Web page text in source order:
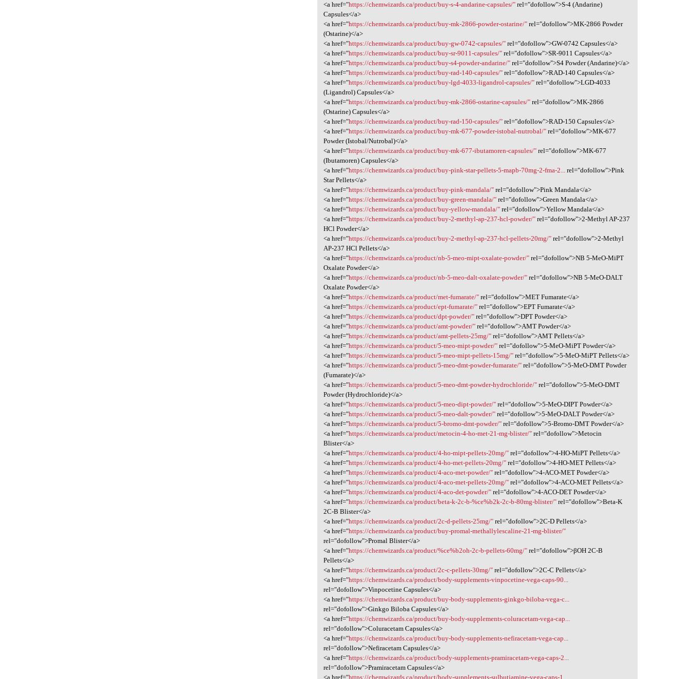
<a href="https://chemwizards.ca/product/buy-s-4-andarine-capsules/" rel="dofollow">S-4 (Andarine)
Capsules</a>
<a href="https://chemwizards.ca/product/buy-mk-2866-powder-ostarine/" rel="dofollow">MK-2866 Powder
(Ostarine)</a>
<a href="https://chemwizards.ca/product/buy-gw-0742-capsules/" rel="dofollow">GW-0742 Capsules</a>
<a href="https://chemwizards.ca/product/buy-sr-9011-capsules/" rel="dofollow">SR-9011 Capsules</a>
<a href="https://chemwizards.ca/product/buy-s4-powder-andarine/" rel="dofollow">S4 Powder (Andarine)</a>
<a href="https://chemwizards.ca/product/buy-rad-140-capsules/" rel="dofollow">RAD-140 Capsules</a>
<a href="https://chemwizards.ca/product/buy-lgd-4033-ligandrol-capsules/" rel="dofollow">LGD-4033
(Ligandrol) Capsules</a>
<a href="https://chemwizards.ca/product/buy-mk-2866-ostarine-capsules/" rel="dofollow">MK-2866
(Ostarine) Capsules</a>
<a href="https://chemwizards.ca/product/buy-rad-150-capsules/" rel="dofollow">RAD-150 Capsules</a>
<a href="https://chemwizards.ca/product/buy-mk-677-powder-istobal-nutrobal/" rel="dofollow">MK-677
Powder (Istobal/Nutrobal)</a>
<a href="https://chemwizards.ca/product/buy-mk-677-ibutamoren-capsules/" rel="dofollow">MK-677
(Ibutamoren) Capsules</a>
<a href="https://chemwizards.ca/product/buy-pink-star-pellets-5-mapb-70mg-2-fma-2... rel="dofollow">Pink
Star Pellets</a>
<a href="https://chemwizards.ca/product/buy-pink-mandala/" rel="dofollow">Pink Mandala</a>
<a href="https://chemwizards.ca/product/buy-green-mandala/" rel="dofollow">Green Mandala</a>
<a href="https://chemwizards.ca/product/buy-yellow-mandala/" rel="dofollow">Yellow Mandala</a>
<a href="https://chemwizards.ca/product/buy-2-methyl-ap-237-hcl-powder/" rel="dofollow">2-Methyl AP-237
HCl Powder</a>
<a href="https://chemwizards.ca/product/buy-2-methyl-ap-237-hcl-pellets-20mg/" rel="dofollow">2-Methyl
AP-237 HCl Pellets</a>
<a href="https://chemwizards.ca/product/nb-5-meo-mipt-oxalate-powder/" rel="dofollow">NB 5-MeO-MiPT
Oxalate Powder</a>
<a href="https://chemwizards.ca/product/nb-5-meo-dalt-oxalate-powder/" rel="dofollow">NB 5-MeO-DALT
Oxalate Powder</a>
<a href="https://chemwizards.ca/product/met-fumarate/" rel="dofollow">MET Fumarate</a>
<a href="https://chemwizards.ca/product/ept-fumarate/" rel="dofollow">EPT Fumarate</a>
<a href="https://chemwizards.ca/product/dpt-powder/" rel="dofollow">DPT Powder</a>
<a href="https://chemwizards.ca/product/amt-powder/" rel="dofollow">AMT Powder</a>
<a href="https://chemwizards.ca/product/amt-pellets-25mg/" rel="dofollow">AMT Pellets</a>
<a href="https://chemwizards.ca/product/5-meo-mipt-powder/" rel="dofollow">5-MeO-MiPT Powder</a>
<a href="https://chemwizards.ca/product/5-meo-mipt-pellets-15mg/" rel="dofollow">5-MeO-MiPT Pellets</a>
<a href="https://chemwizards.ca/product/5-meo-dmt-powder-fumarate/" rel="dofollow">5-MeO-DMT Powder
(Fumarate)</a>
<a href="https://chemwizards.ca/product/5-meo-dmt-powder-hydrochloride/" rel="dofollow">5-MeO-DMT
Powder (Hydrochloride)</a>
<a href="https://chemwizards.ca/product/5-meo-dipt-powder/" rel="dofollow">5-MeO-DIPT Powder</a>
<a href="https://chemwizards.ca/product/5-meo-dalt-powder/" rel="dofollow">5-MeO-DALT Powder</a>
<a href="https://chemwizards.ca/product/5-bromo-dmt-powder/" rel="dofollow">5-Bromo-DMT Powder</a>
<a href="https://chemwizards.ca/product/metocin-4-ho-met-21-mg-blister/" rel="dofollow">Metocin
Blister</a>
<a href="https://chemwizards.ca/product/4-ho-mipt-pellets-20mg/" rel="dofollow">4-HO-MiPT Pellets</a>
<a href="https://chemwizards.ca/product/4-ho-met-pellets-20mg/" rel="dofollow">4-HO-MET Pellets</a>
<a href="https://chemwizards.ca/product/4-aco-met-powder/" rel="dofollow">4-ACO-MET Powder</a>
<a href="https://chemwizards.ca/product/4-aco-met-pellets-20mg/" rel="dofollow">4-ACO-MET Pellets</a>
<a href="https://chemwizards.ca/product/4-aco-det-powder/" rel="dofollow">4-ACO-DET Powder</a>
<a href="https://chemwizards.ca/product/beta-k-2c-b-%ce%b2k-2c-b-80mg-blister/" rel="dofollow">Beta-K
2C-B Blister</a>
<a href="https://chemwizards.ca/product/2c-d-pellets-25mg/" rel="dofollow">2C-D Pellets</a>
<a href="https://chemwizards.ca/product/buy-promal-methallylescaline-21-mg-blister/"
rel="dofollow">Promal Blister</a>
<a href="https://chemwizards.ca/product/%ce%b2oh-2c-b-pellets-60mg/" rel="dofollow">βOH 2C-B
Pellets</a>
<a href="https://chemwizards.ca/product/2c-c-pellets-30mg/" rel="dofollow">2C-C Pellets</a>
<a href="https://chemwizards.ca/product/body-supplements-vinpocetine-vega-caps-90...
rel="dofollow">Vinpocetine Capsules</a>
<a href="https://chemwizards.ca/product/buy-body-supplements-ginkgo-biloba-vega-c...
rel="dofollow">Ginkgo Biloba Capsules</a>
<a href="https://chemwizards.ca/product/buy-body-supplements-coluracetam-vega-cap...
rel="dofollow">Coluracetam Capsules</a>
<a href="https://chemwizards.ca/product/buy-body-supplements-nefiracetam-vega-cap...
rel="dofollow">Nefiracetam Capsules</a>
<a href="https://chemwizards.ca/product/body-supplements-pramiracetam-vega-caps-2...
rel="dofollow">Pramiracetam Capsules</a>
<a href="https://chemwizards.ca/product/body-supplements-sulbutiamine-vega-caps-1...